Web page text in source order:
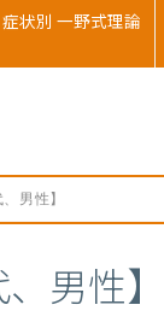
症状別 一野式理論
男性】
男性】